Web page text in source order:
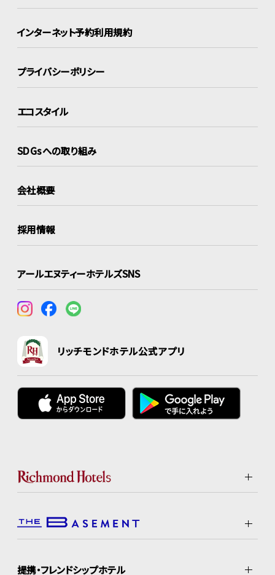
インターネット予約利用規約
プライバシーポリシー
エコスタイル
SDGsへの取り組み
会社概要
採用情報
アールエヌティーホテルズSNS
リッチモンドホテル公式アプリ
提携・フレンドシップホテル